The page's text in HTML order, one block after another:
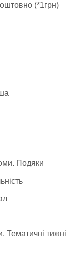
(*1грн)
Подяки
Тематичні тижні